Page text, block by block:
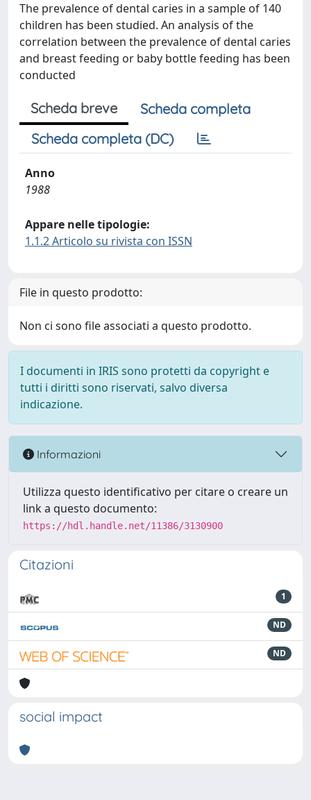
The prevalence of dental caries in a sample of 140
children has been studied. An analysis of the
correlation between the prevalence of dental caries
and breast feeding or baby bottle feeding has been
conducted
Scheda breve
Scheda completa
Scheda completa (DC)
Anno
1988
Appare nelle tipologie:
1.1.2 Articolo su rivista con ISSN
File in questo prodotto:
Non ci sono file associati a questo prodotto.
I documenti in IRIS sono protetti da copyright e
tutti i diritti sono riservati, salvo diversa
indicazione.
Informazioni
Utilizza questo identificativo per citare o creare un
link a questo documento:
https://hdl.handle.net/11386/3130900
Citazioni
1
ND
ND
social impact